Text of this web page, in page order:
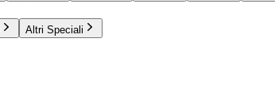
Altri Speciali